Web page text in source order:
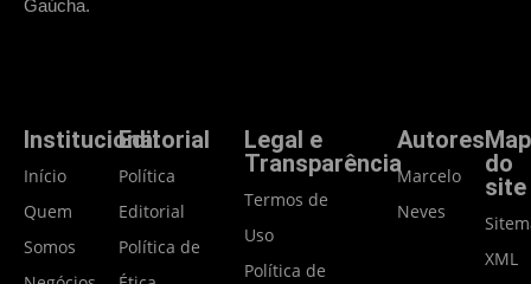
Gaúcha.
Institucional
Início
Quem
Somos
Editorial
Política
Editorial
Política de
Legal e
Transparência
Termos de
Uso
Política de
Autores
Marcelo
Neves
do
site
XML